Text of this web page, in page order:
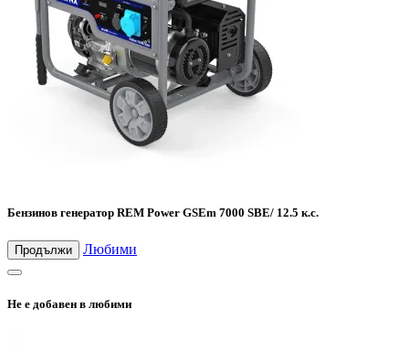
Бензинов генератор REM Power GSEm 7000 SBE/ 12.5 к.с.
Продължи Любими
Не е добавен в любими